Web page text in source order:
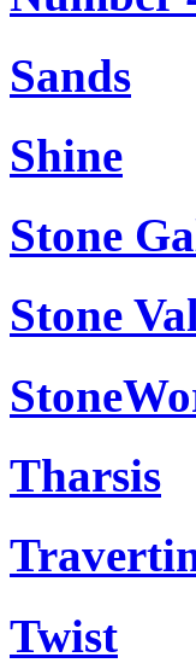
Sands
Shine
Stone
Stone
Tharsis
Twist